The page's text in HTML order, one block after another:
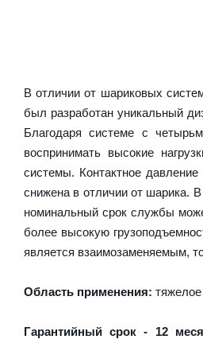
В отличии от шариковых
был разработан уникальный
Благодаря системе с
воспринимать высокие
системы. Контактное
снижена в отличии от шарика.
номинальный срок службы
более высокую
является взаимозаменяемым,
Область применения:
Гарантийный срок - 12